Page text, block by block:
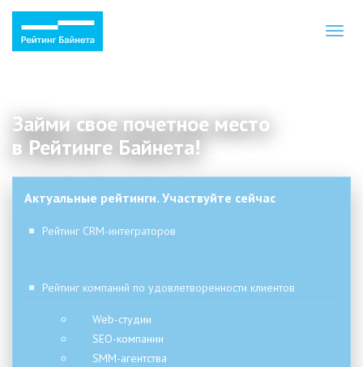
Займи свое почетное место
в Рейтинге Байнета!
Актуальные рейтинги. Участвуйте сейчас
Рейтинг CRM-интеграторов
Рейтинг компаний по удовлетворенности клиентов
Web-студии
SEO-компании
SMM-агентства